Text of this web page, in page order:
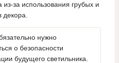
за использования грубых и
нужно
о безопасности
будущего светильника.